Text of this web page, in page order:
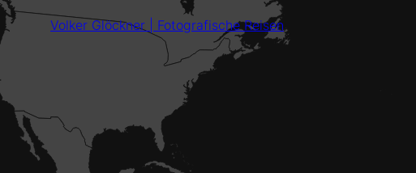
Volker Glöckner | Fotografische Reisen